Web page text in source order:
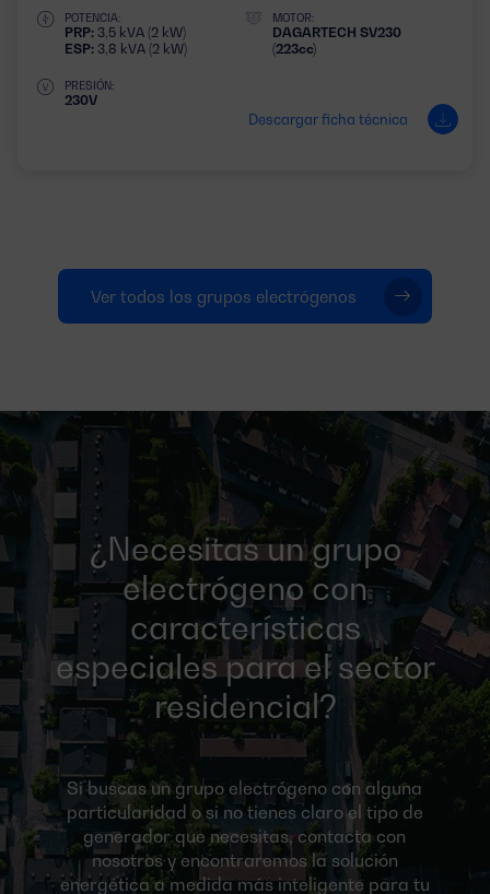
POTENCIA:
PRP: 3,5 kVA (2 kW)
ESP: 3,8 kVA (2 kW)
MOTOR:
DAGARTECH SV230
(223cc)
PRESIÓN:
230V
Descargar ficha técnica
Ver todos los grupos electrógenos
¿Necesitas un grupo
electrógeno con
características
especiales para el sector
residencial?
Si buscas un grupo electrógeno con alguna
particularidad o si no tienes claro el tipo de
generador que necesitas, contacta con
nosotros y encontraremos la solución
energética a medida más inteligente para tu